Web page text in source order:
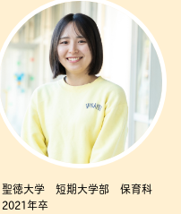
聖徳大学 短期大学部 保育科
2021年卒